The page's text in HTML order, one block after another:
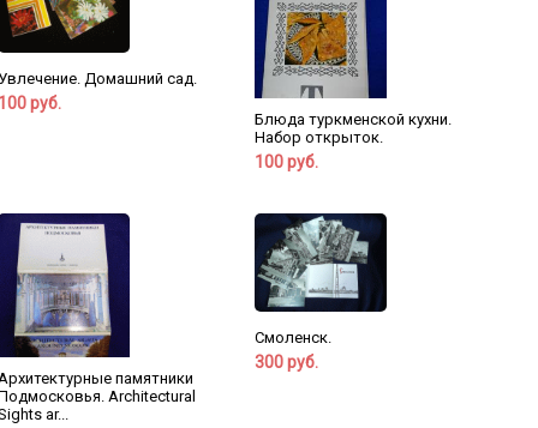
Домашний сад.
руб.
Блюда туркменской кухни.
Набор открыток.
100 руб.
памятники
Architectural
ar...
Смоленск.
300 руб.